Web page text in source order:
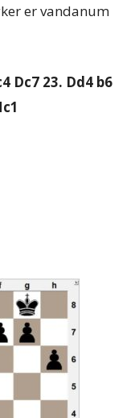
er vandanum
Dc7 23. Dd4 b6